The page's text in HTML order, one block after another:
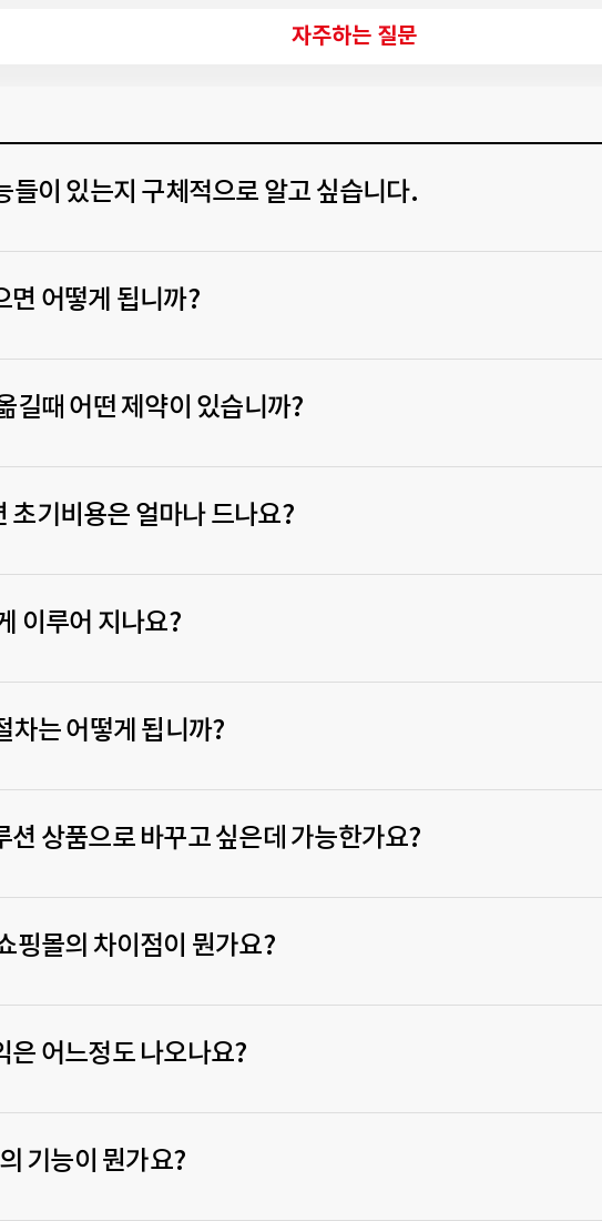
자주하는 질문
이 있는지 구체적으로 알고 싶습니다.
면 어떻게 됩니까?
길때 어떤 제약이 있습니까?
초기비용은 얼마나 드나요?
이루어 지나요?
는 어떻게 됩니까?
션 상품으로 바꾸고 싶은데 가능한가요?
핑몰의 차이점이 뭔가요?
은 어느정도 나오나요?
기능이 뭔가요?